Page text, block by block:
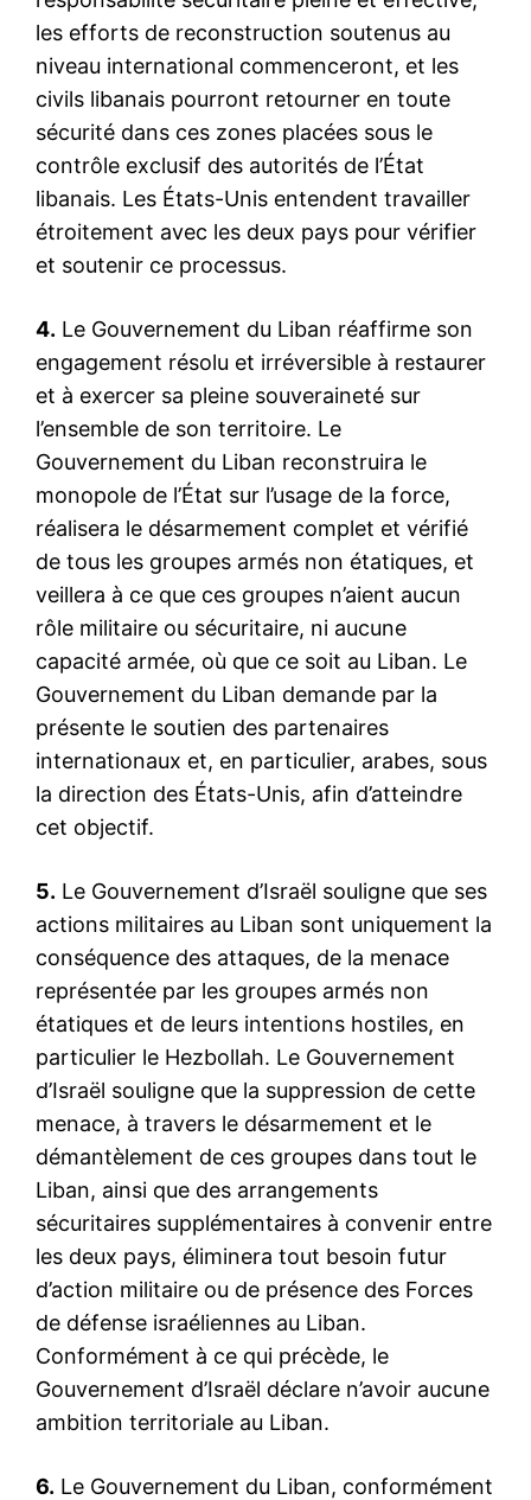
les efforts de reconstruction soutenus au
niveau international commenceront, et les
civils libanais pourront retourner en toute
sécurité dans ces zones placées sous le
contrôle exclusif des autorités de l’État
libanais. Les États-Unis entendent travailler
étroitement avec les deux pays pour vérifier
et soutenir ce processus.
4. Le Gouvernement du Liban réaffirme son
engagement résolu et irréversible à restaurer
et à exercer sa pleine souveraineté sur
l’ensemble de son territoire. Le
Gouvernement du Liban reconstruira le
monopole de l’État sur l’usage de la force,
réalisera le désarmement complet et vérifié
de tous les groupes armés non étatiques, et
veillera à ce que ces groupes n’aient aucun
rôle militaire ou sécuritaire, ni aucune
capacité armée, où que ce soit au Liban. Le
Gouvernement du Liban demande par la
présente le soutien des partenaires
internationaux et, en particulier, arabes, sous
la direction des États-Unis, afin d’atteindre
cet objectif.
5. Le Gouvernement d’Israël souligne que ses
actions militaires au Liban sont uniquement la
conséquence des attaques, de la menace
représentée par les groupes armés non
étatiques et de leurs intentions hostiles, en
particulier le Hezbollah. Le Gouvernement
d’Israël souligne que la suppression de cette
menace, à travers le désarmement et le
démantèlement de ces groupes dans tout le
Liban, ainsi que des arrangements
sécuritaires supplémentaires à convenir entre
les deux pays, éliminera tout besoin futur
d’action militaire ou de présence des Forces
de défense israéliennes au Liban.
Conformément à ce qui précède, le
Gouvernement d’Israël déclare n’avoir aucune
ambition territoriale au Liban.
6. Le Gouvernement du Liban, conformément